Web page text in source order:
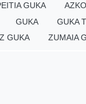
GUKA
GUKA GUKA
GUKA ZUMAIA